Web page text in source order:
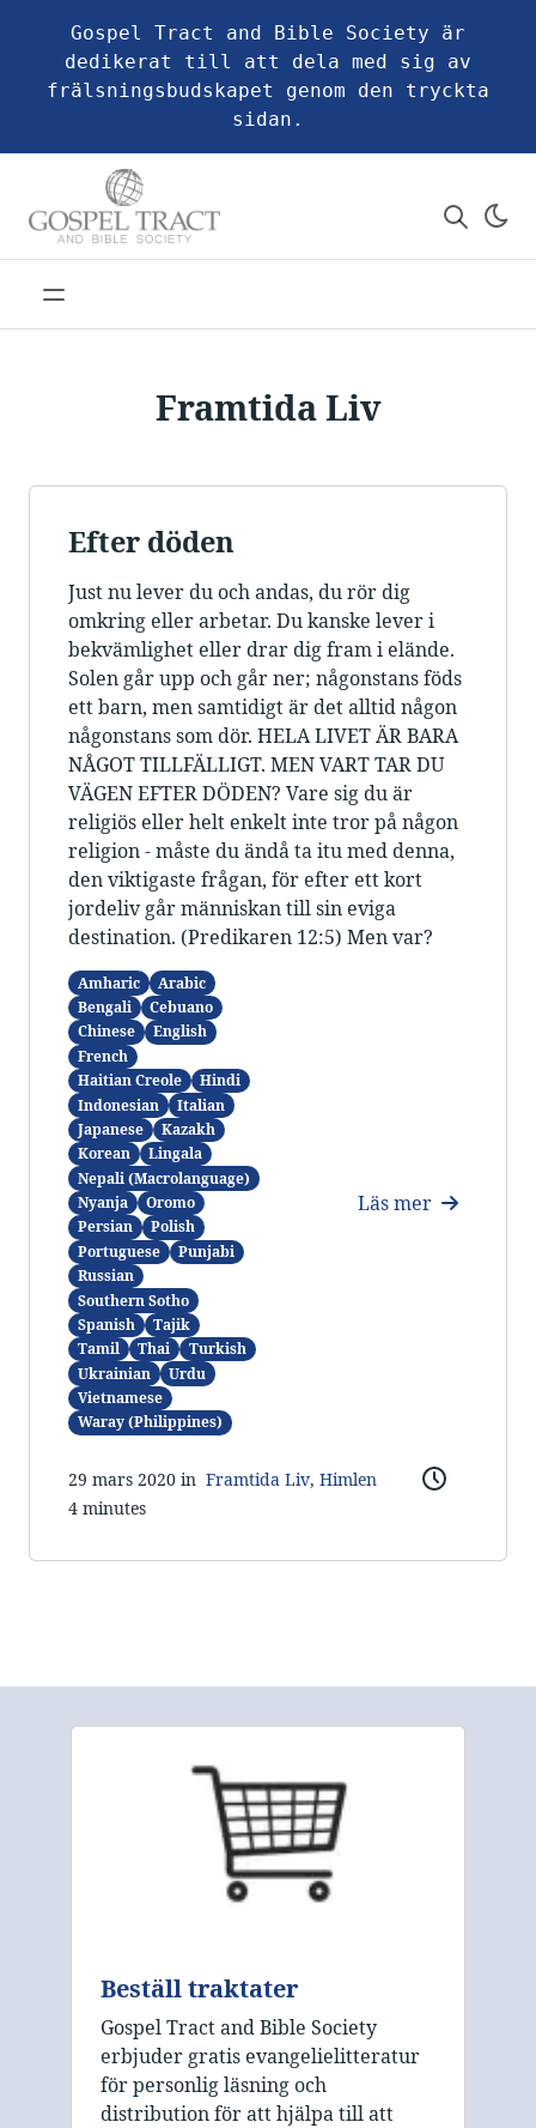
Gospel Tract and Bible Society är
dedikerat till att dela med sig av
frälsningsbudskapet genom den tryckta
sidan.
Framtida Liv
Efter döden
Just nu lever du och andas, du rör dig
omkring eller arbetar. Du kanske lever i
bekvämlighet eller drar dig fram i elände.
Solen går upp och går ner; någonstans föds
ett barn, men samtidigt är det alltid någon
någonstans som dör. HELA LIVET ÄR BARA
NÅGOT TILLFÄLLIGT. MEN VART TAR DU
VÄGEN EFTER DÖDEN? Vare sig du är
religiös eller helt enkelt inte tror på någon
religion - måste du ändå ta itu med denna,
den viktigaste frågan, för efter ett kort
jordeliv går människan till sin eviga
destination. (Predikaren 12:5) Men var?
Amharic
Arabic
Bengali
Cebuano
Chinese
English
French
Haitian Creole
Hindi
Indonesian
Italian
Japanese
Kazakh
Korean
Lingala
Nepali (Macrolanguage)
Nyanja
Oromo
Persian
Polish
Portuguese
Punjabi
Russian
Southern Sotho
Spanish
Tajik
Tamil
Thai
Turkish
Ukrainian
Urdu
Vietnamese
Waray (Philippines)
Läs mer
29 mars 2020 in Framtida Liv, Himlen
4 minutes
Beställ traktater
Gospel Tract and Bible Society
erbjuder gratis evangelielitteratur
för personlig läsning och
distribution för att hjälpa till att